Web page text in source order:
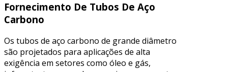
Fornecimento De Tubos De Aço
Carbono
Os tubos de aço carbono de grande diâmetro
são projetados para aplicações de alta
exigência em setores como óleo e gás,